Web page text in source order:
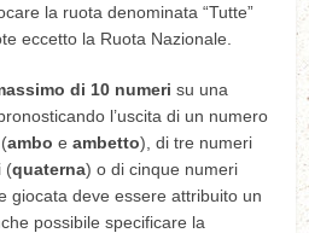
la ruota denominata “Tutte”
eccetto la Ruota Nazionale.
di 10 numeri su una
l’uscita di un numero
amboeambetto), di tre numeri
(quaterna) o di cinque numeri
giocata deve essere attribuito un
possibile specificare la